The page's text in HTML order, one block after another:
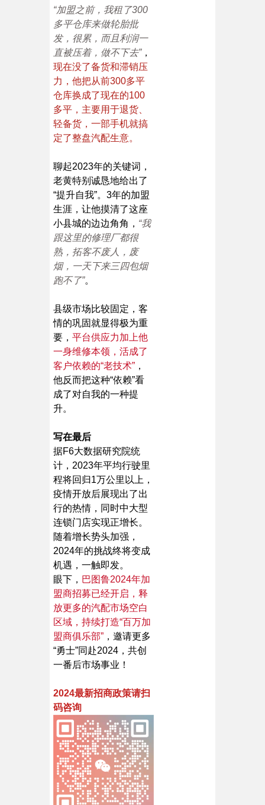
“加盟之前，我租了300
多平仓库来做轮胎批
发，很累，而且利润一
直被压着，做不下去”，
现在没了备货和滞销压
力，他把从前300多平
仓库换成了现在的100
多平，主要用于退货、
轻备货，一部手机就搞
定了整盘汽配生意。
聊起2023年的关键词，
老黄特别诚恳地给出了
“提升自我”。3年的加盟
生涯，让他摸清了这座
小县城的边边角角， “我
跟这里的修理厂都很
熟，拓客不废人，废
烟，一天下来三四包烟
跑不了”。
县级市场比较固定，客
情的巩固就显得极为重
要，平台供应力加上他
一身维修本领，活成了
客户依赖的“老技术” ，
他反而把这种“依赖”看
成了对自我的一种提
升。
写在最后
据F6大数据研究院统
计，2023年平均行驶里
程将回归1万公里以上，
疫情开放后展现出了出
行的热情，同时中大型
连锁门店实现正增长。
随着增长势头加强，
2024年的挑战终将变成
机遇，一触即发。
眼下， 巴图鲁2024年加
盟商招募已经开启，释
放更多的汽配市场空白
区域，持续打造“百万加
盟商俱乐部” ，邀请更多
“勇士”同赴2024，共创
一番后市场事业！
2024最新招商政策请扫
码咨询